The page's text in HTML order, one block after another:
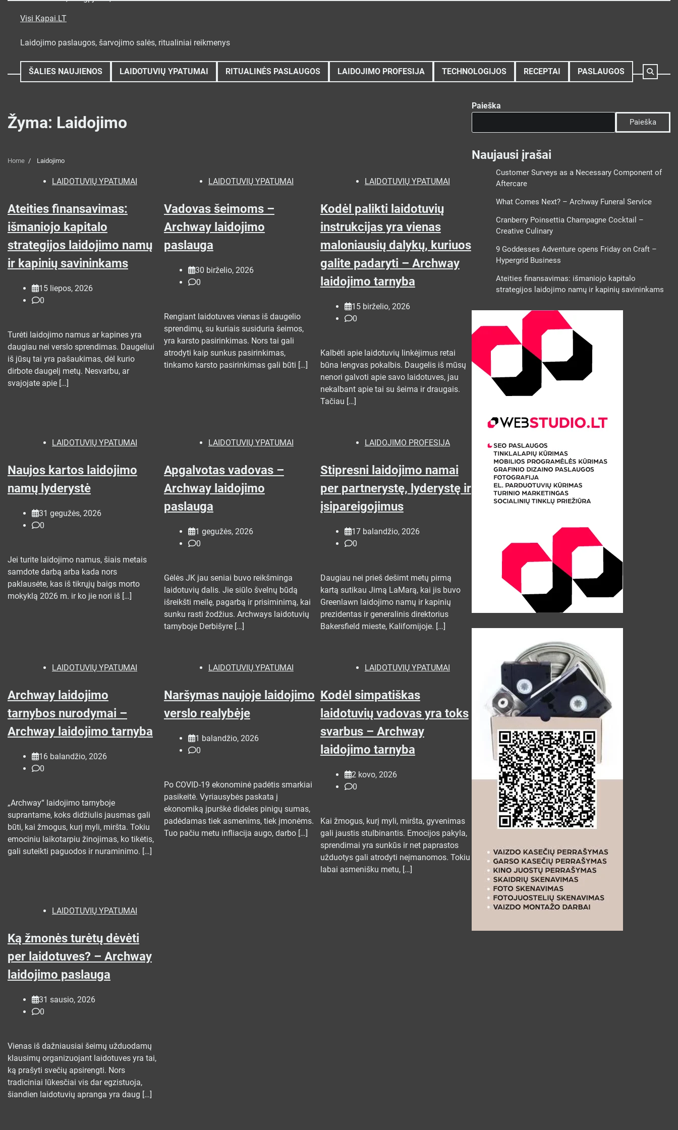
Visi Kapai.LT
Laidojimo paslaugos, šarvojimo salės, ritualiniai reikmenys
ŠALIES NAUJIENOS LAIDOTUVIŲ YPATUMAI RITUALINĖS PASLAUGOS LAIDOJIMO PROFESIJA TECHNOLOGIJOS RECEPTAI PASLAUGOS
Žyma: Laidojimo
Home Laidojimo
LAIDOTUVIŲ YPATUMAI
Ateities finansavimas:
išmaniojo kapitalo
strategijos laidojimo namų
ir kapinių savininkams
15 liepos, 2026
0
Turėti laidojimo namus ar kapines yra
daugiau nei verslo sprendimas. Daugeliui
iš jūsų tai yra pašaukimas, dėl kurio
dirbote daugelį metų. Nesvarbu, ar
svajojate apie […]
LAIDOTUVIŲ YPATUMAI
Vadovas šeimoms –
Archway laidojimo
paslauga
30 birželio, 2026
0
Rengiant laidotuves vienas iš daugelio
sprendimų, su kuriais susiduria šeimos,
yra karsto pasirinkimas. Nors tai gali
atrodyti kaip sunkus pasirinkimas,
tinkamo karsto pasirinkimas gali būti […]
LAIDOTUVIŲ YPATUMAI
Kodėl palikti laidotuvių
instrukcijas yra vienas
maloniausių dalykų, kuriuos
galite padaryti – Archway
laidojimo tarnyba
15 birželio, 2026
0
Kalbėti apie laidotuvių linkėjimus retai
būna lengvas pokalbis. Daugelis iš mūsų
nenori galvoti apie savo laidotuves, jau
nekalbant apie tai su šeima ir draugais.
Tačiau […]
LAIDOTUVIŲ YPATUMAI
Naujos kartos laidojimo
namų lyderystė
31 gegužės, 2026
0
Jei turite laidojimo namus, šiais metais
samdote darbą arba kada nors
paklausėte, kas iš tikrųjų baigs morto
mokyklą 2026 m. ir ko jie nori iš […]
LAIDOTUVIŲ YPATUMAI
Apgalvotas vadovas –
Archway laidojimo
paslauga
1 gegužės, 2026
0
Gėlės JK jau seniai buvo reikšminga
laidotuvių dalis. Jie siūlo švelnų būdą
išreikšti meilę, pagarbą ir prisiminimą, kai
sunku rasti žodžius. Archways laidotuvių
tarnyboje Derbišyre […]
LAIDOJIMO PROFESIJA
Stipresni laidojimo namai
per partnerystę, lyderystę ir
įsipareigojimus
17 balandžio, 2026
0
Daugiau nei prieš dešimt metų pirmą
kartą sutikau Jimą LaMarą, kai jis buvo
Greenlawn laidojimo namų ir kapinių
prezidentas ir generalinis direktorius
Bakersfield mieste, Kalifornijoje. […]
LAIDOTUVIŲ YPATUMAI
Archway laidojimo
tarnybos nurodymai –
Archway laidojimo tarnyba
16 balandžio, 2026
0
„Archway“ laidojimo tarnyboje
suprantame, koks didžiulis jausmas gali
būti, kai žmogus, kurį myli, miršta. Tokiu
emociniu laikotarpiu žinojimas, ko tikėtis,
gali suteikti paguodos ir nuraminimo. […]
LAIDOTUVIŲ YPATUMAI
Naršymas naujoje laidojimo
verslo realybėje
1 balandžio, 2026
0
Po COVID-19 ekonominė padėtis smarkiai
pasikeitė. Vyriausybės paskata į
ekonomiką įpurškė dideles pinigų sumas,
padėdamas tiek asmenims, tiek įmonėms.
Tuo pačiu metu infliacija augo, darbo […]
LAIDOTUVIŲ YPATUMAI
Kodėl simpatiškas
laidotuvių vadovas yra toks
svarbus – Archway
laidojimo tarnyba
2 kovo, 2026
0
Kai žmogus, kurį myli, miršta, gyvenimas
gali jaustis stulbinantis. Emocijos pakyla,
sprendimai yra sunkūs ir net paprastos
užduotys gali atrodyti neįmanomos. Tokiu
labai asmenišku metu, […]
LAIDOTUVIŲ YPATUMAI
Ką žmonės turėtų dėvėti
per laidotuves? – Archway
laidojimo paslauga
31 sausio, 2026
0
Vienas iš dažniausiai šeimų užduodamų
klausimų organizuojant laidotuves yra tai,
ką prašyti svečių apsirengti. Nors
tradiciniai lūkesčiai vis dar egzistuoja,
šiandien laidotuvių apranga yra daug […]
Paieška
Paieška
Naujausi įrašai
Customer Surveys as a Necessary Component of
Aftercare
What Comes Next? – Archway Funeral Service
Cranberry Poinsettia Champagne Cocktail –
Creative Culinary
9 Goddesses Adventure opens Friday on Craft –
Hypergrid Business
Ateities finansavimas: išmaniojo kapitalo
strategijos laidojimo namų ir kapinių savininkams